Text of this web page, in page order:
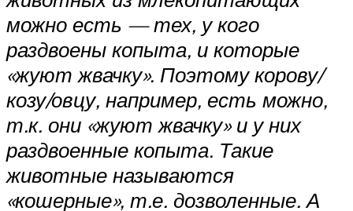
можно есть — тех, у кого
раздвоены копыта, и которые
«жуют жвачку». Поэтому корову/
козу/овцу, например, есть можно,
т.к. они «жуют жвачку» и у них
раздвоенные копыта. Такие
животные называются
«кошерные», т.е. дозволенные. А